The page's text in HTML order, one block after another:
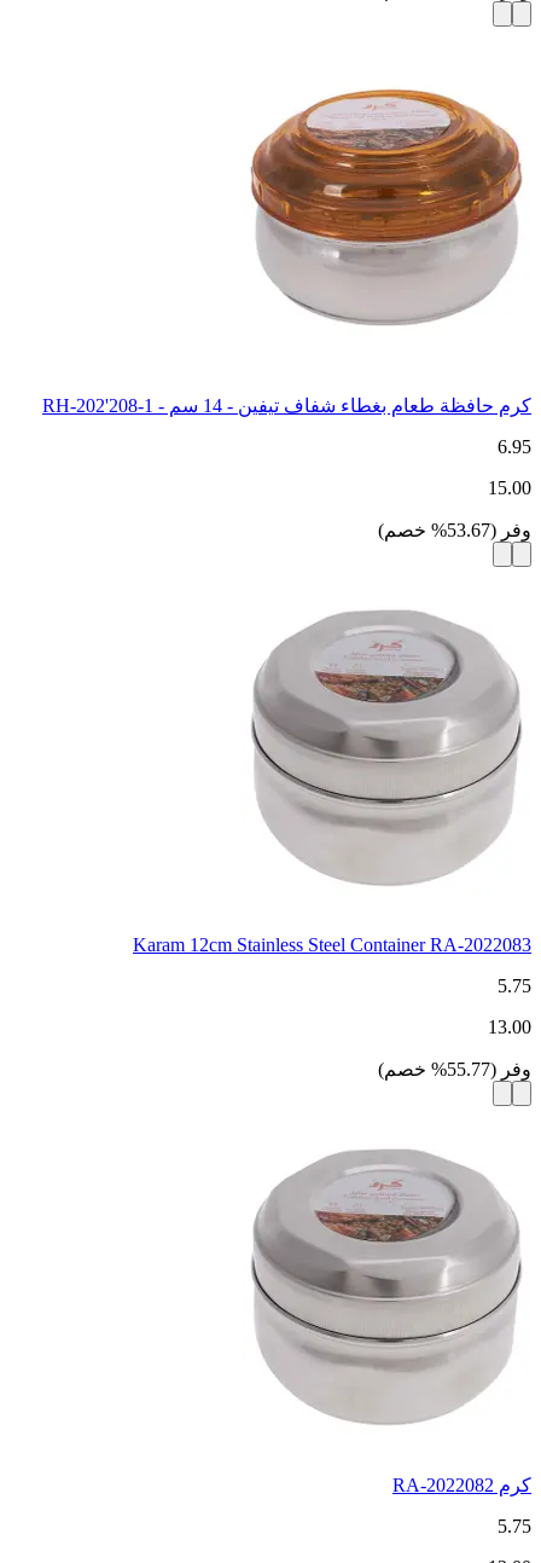
كرم حافظة طعام بغطاء شفاف تيفين - 14 سم - RH-202'208-1
6.95
15.00
وفر (
53.67
% خصم)
Karam 12cm Stainless Steel Container RA-2022083
5.75
13.00
وفر (
55.77
% خصم)
كرم RA-2022082
5.75